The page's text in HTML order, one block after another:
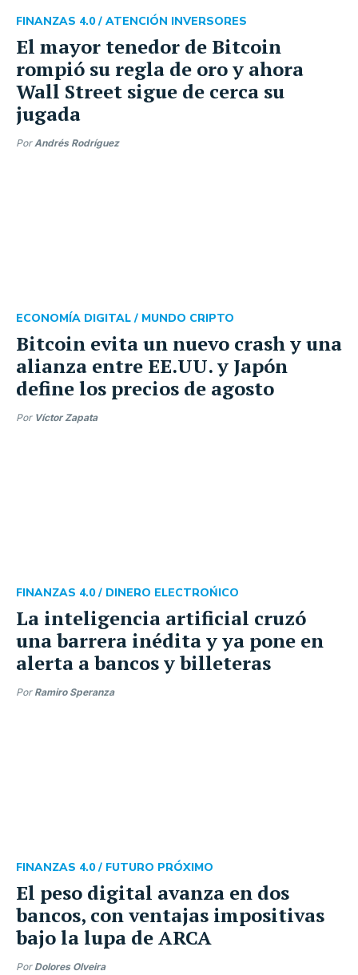
El mayor tenedor de Bitcoin
rompió su regla de oro y ahora
Wall Street sigue de cerca su
jugada
FINANZAS 4.0 / ATENCIÓN INVERSORES
PorAndrés Rodríguez
Bitcoin evita un nuevo crash y una
alianza entre EE.UU. y Japón
define los precios de agosto
ECONOMÍA DIGITAL / MUNDO CRIPTO
Por Víctor Zapata
La inteligencia artificial cruzó
una barrera inédita y ya pone en
alerta a bancos y billeteras
FINANZAS 4.0 / DINERO ELECTROŃICO
Por Ramiro Speranza
El peso digital avanza en dos
bancos, con ventajas impositivas
bajo la lupa de ARCA
FINANZAS 4.0 / FUTURO PRÓXIMO
Por Dolores Olveira